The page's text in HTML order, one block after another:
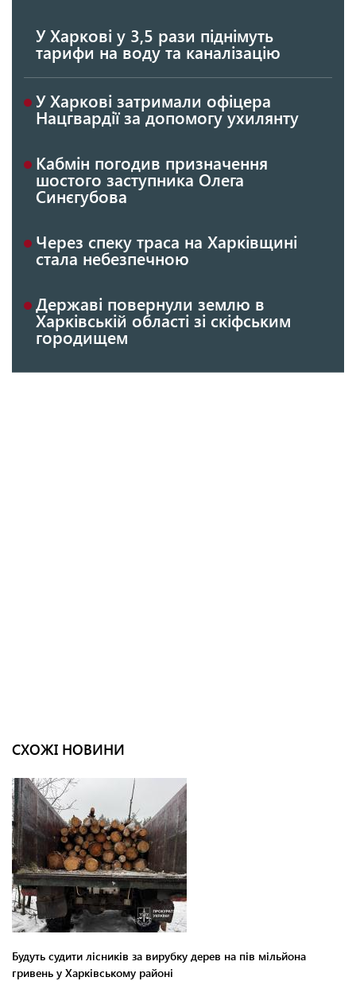
У Харкові у 3,5 рази піднімуть
тарифи на воду та каналізацію
У Харкові затримали офіцера
Нацгвардії за допомогу ухилянту
Кабмін погодив призначення
шостого заступника Олега
Синєгубова
Через спеку траса на Харківщині
стала небезпечною
Державі повернули землю в
Харківській області зі скіфським
городищем
СХОЖІ НОВИНИ
Будуть судити лісників за вирубку дерев на пів мільйона
гривень у Харківському районі